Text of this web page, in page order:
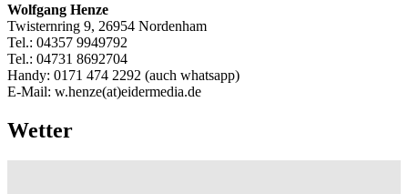
Wolfgang Henze
Twisternring 9, 26954 Nordenham
Tel.: 04357 9949792
Tel.: 04731 8692704
Handy: 0171 474 2292 (auch whatsapp)
E-Mail: w.henze(at)eidermedia.de
Wetter